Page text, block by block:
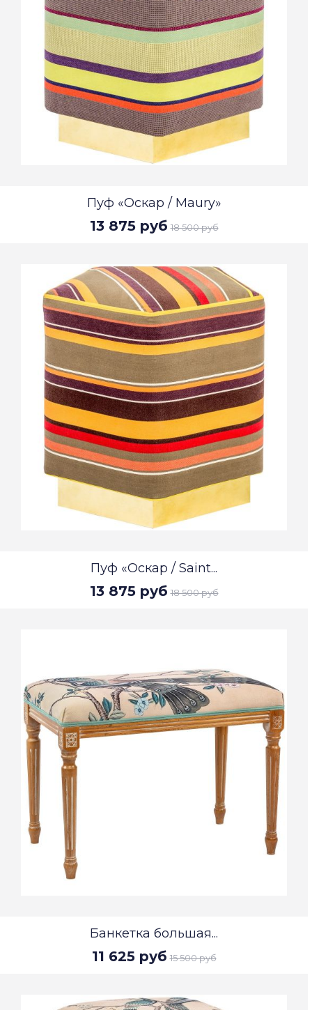
Пуф «Оскар / Maury»
13 875 руб 18 500 руб
Пуф «Оскар / Saint...
13 875 руб 18 500 руб
Банкетка большая...
11 625 руб 15 500 руб